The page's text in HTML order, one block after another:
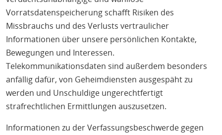
Vorratsdatenspeicherung schafft Risiken des
Missbrauchs und des Verlusts vertraulicher
Informationen über unsere persönlichen Kontakte,
Bewegungen und Interessen.
Telekommunikationsdaten sind außerdem besonders
anfällig dafür, von Geheimdiensten ausgespäht zu
werden und Unschuldige ungerechtfertigt
strafrechtlichen Ermittlungen auszusetzen.
Informationen zu der Verfassungsbeschwerde gegen